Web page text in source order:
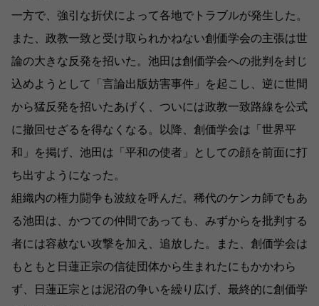
一方で、強引な折伏によって各地でトラブルが発生した。
また、政教一致と受け取られかねない創価学会の主張は世
論の大きな反発を招いた。池田は創価学会への批判を封じ
込めようとして「言論出版妨害事件」を起こし、逆に世間
から猛反発を招いたあげく、ついには政教一致路線を公式
に撤回せざるを得なくなる。以降、創価学会は「世界平
和」を掲げ、池田は「平和の使者」としての顔を前面に打
ち出すようになった。
組織内の権力闘争も波紋を呼んだ。稀代のケンカ師でもあ
る池田は、かつての仲間であっても、みずからを批判する
者には容赦ない攻撃を加え、追放した。また、創価学会は
もともと日蓮正宗の信徒団体から生まれたにもかかわら
ず、日蓮正宗とは泥沼の争いを繰り広げ、最終的に創価学